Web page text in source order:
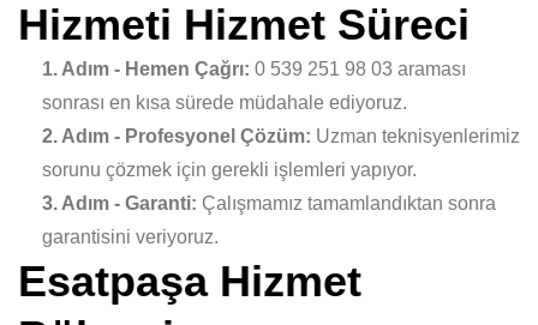
Hizmeti Hizmet Süreci
1. Adım - Hemen Çağrı: 0 539 251 98 03 araması
sonrası en kısa sürede müdahale ediyoruz.
2. Adım - Profesyonel Çözüm: Uzman teknisyenlerimiz
sorunu çözmek için gerekli işlemleri yapıyor.
3. Adım - Garanti: Çalışmamız tamamlandıktan sonra
garantisini veriyoruz.
Esatpaşa Hizmet